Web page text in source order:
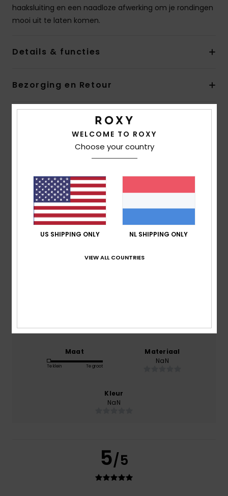
haaksluiting en een naadloze afwerking om je rondingen
mooi uit te laten komen.
Details & functies
Bezorging en Retour
Reviews van klanten
5.0/5
gebaseerd op1 geverifieerde beoordelingensinds
Maat
Te klein Te groot
Materiaal
NaN
Kleur
NaN
5/5
WELCOME TO ROXY
Choose your country
US SHIPPING ONLY NL SHIPPING ONLY
VIEW ALL COUNTRIES